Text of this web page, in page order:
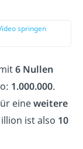
springen
6 Nullen
1.000.000.
eineweitere
ist also 10